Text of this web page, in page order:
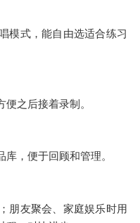
模式，能自由选适合练习
之后接着录制。
，便于回顾和管理。
朋友聚会、家庭娱乐时用